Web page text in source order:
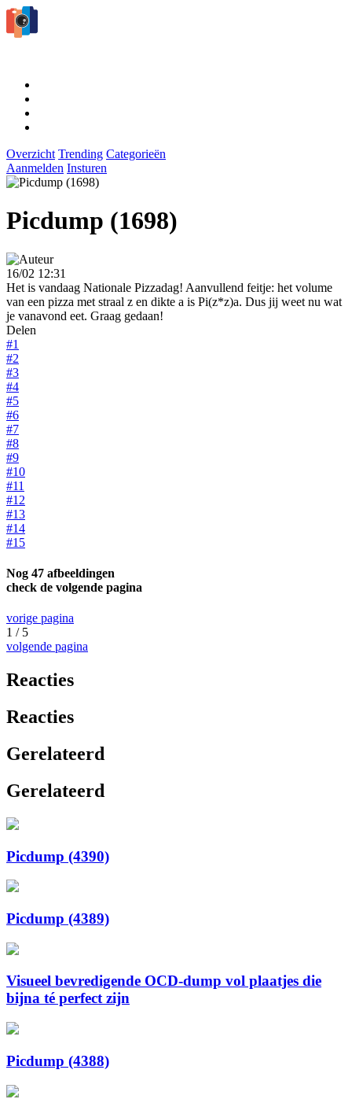
Overzicht Trending Categorieën
Aanmelden Insturen
Picdump (1698)
16/02 12:31
Het is vandaag Nationale Pizzadag! Aanvullend feitje: het volume
van een pizza met straal z en dikte a is Pi(z*z)a. Dus jij weet nu wat
je vanavond eet. Graag gedaan!
Delen
#1
#2
#3
#4
#5
#6
#7
#8
#9
#10
#11
#12
#13
#14
#15
Nog 47 afbeeldingen
check de volgende pagina
vorige pagina
1 / 5
volgende pagina
Reacties
Reacties
Gerelateerd
Gerelateerd
Picdump (4390)
Picdump (4389)
Visueel bevredigende OCD-dump vol plaatjes die
bijna té perfect zijn
Picdump (4388)